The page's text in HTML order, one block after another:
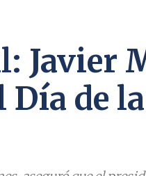
Javier
Día de la